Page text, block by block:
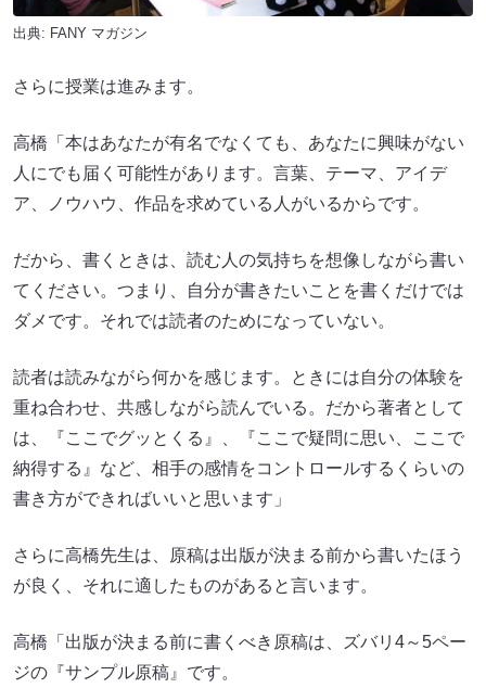
出典: FANY マガジン
さらに授業は進みます。
高橋「本はあなたが有名でなくても、あなたに興味がない
人にでも届く可能性があります。言葉、テーマ、アイデ
ア、ノウハウ、作品を求めている人がいるからです。
だから、書くときは、読む人の気持ちを想像しながら書い
てください。つまり、自分が書きたいことを書くだけでは
ダメです。それでは読者のためになっていない。
読者は読みながら何かを感じます。ときには自分の体験を
重ね合わせ、共感しながら読んでいる。だから著者として
は、『ここでグッとくる』、『ここで疑問に思い、ここで
納得する』など、相手の感情をコントロールするくらいの
書き方ができればいいと思います」
さらに高橋先生は、原稿は出版が決まる前から書いたほう
が良く、それに適したものがあると言います。
高橋「出版が決まる前に書くべき原稿は、ズバリ4～5ペー
ジの『サンプル原稿』です。